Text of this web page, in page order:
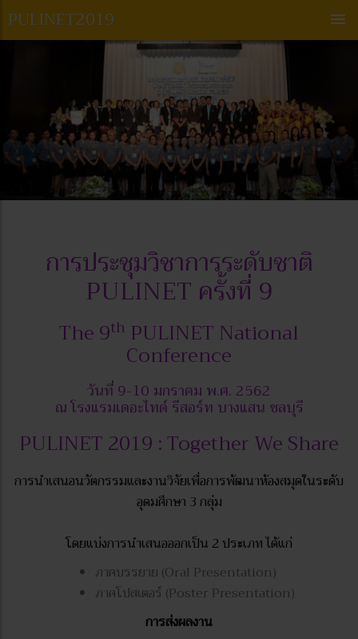
PULINET2019
การประชุมวิชาการระดับชาติ
PULINET ครั้งที่ 9
The 9th PULINET National
Conference
วันที่ 9-10 มกราคม พ.ศ. 2562
ณ โรงแรมเดอะไทด์ รีสอร์ท บางแสน ชลบุรี
PULINET 2019 : Together We Share
การนำเสนอนวัตกรรมและงานวิจัยเพื่อการพ้ฒนาห้องสมุดในระดับ
อุดมศึกษา 3 กลุ่ม
โดยแบ่งการนำเสนอออกเป็น 2 ประเภท ได้แก่
ภาคบรรยาย (Oral Presentation)
ภาคโปสเตอร์ (Poster Presentation)
การส่งผลงาน